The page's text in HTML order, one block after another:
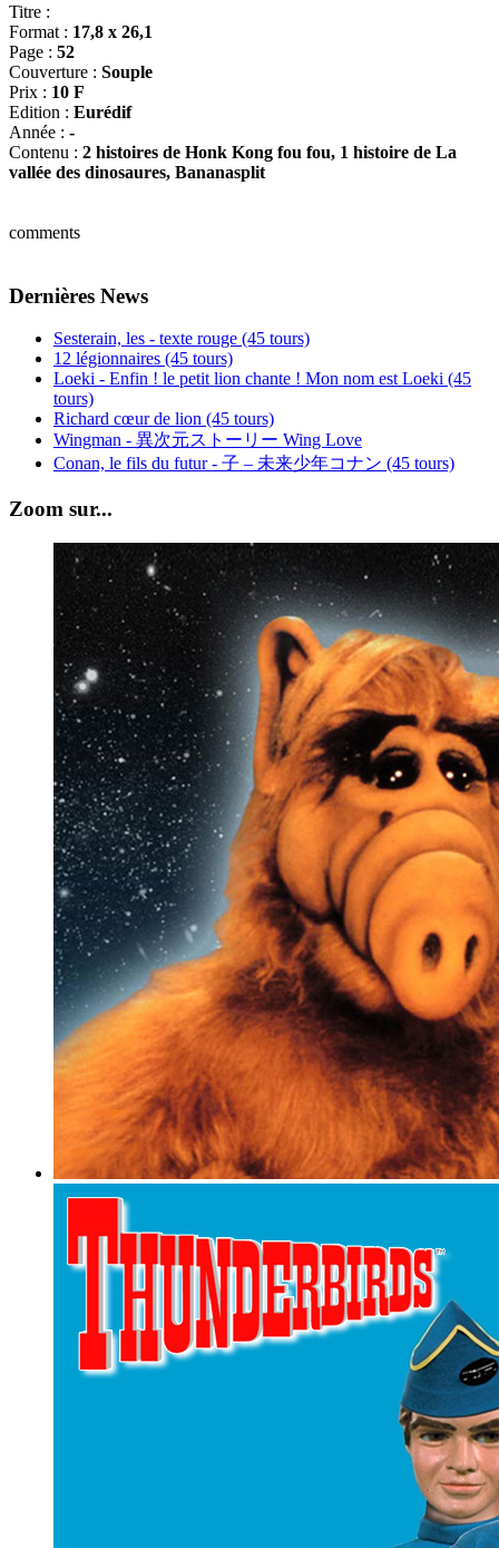
Titre :
Format : 17,8 x 26,1
Page : 52
Couverture : Souple
Prix : 10 F
Edition : Eurédif
Année : -
Contenu : 2 histoires de Honk Kong fou fou, 1 histoire de La
vallée des dinosaures, Bananasplit
comments
Dernières News
Sesterain, les - texte rouge (45 tours)
12 légionnaires (45 tours)
Loeki - Enfin ! le petit lion chante ! Mon nom est Loeki (45
tours)
Richard cœur de lion (45 tours)
Wingman - 異次元ストーリー Wing Love
Conan, le fils du futur - 子 – 未来少年コナン (45 tours)
Zoom sur...